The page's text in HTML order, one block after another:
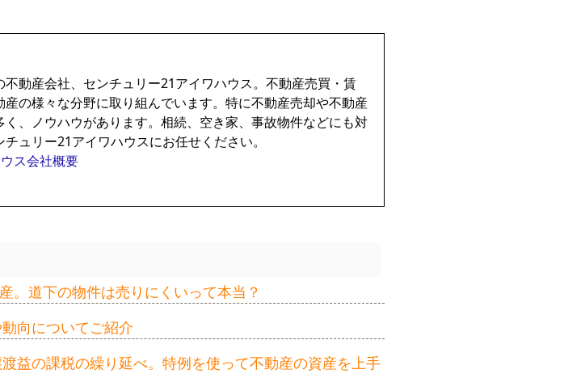
動産会社、センチュリー21アイワハウス。不動産売買・賃
の様々な分野に取り組んでいます。特に不動産売却や不動産
、ノウハウがあります。相続、空き家、事故物件などにも対
ュリー21アイワハウスにお任せください。
ス会社概要
。道下の物件は売りにくいって本当？
向についてご紹介
益の課税の繰り延べ。特例を使って不動産の資産を上手